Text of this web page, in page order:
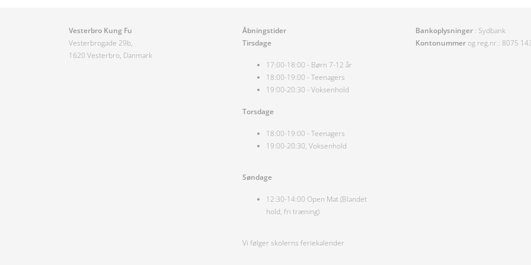
Vesterbro Kung Fu
Vesterbrogade 29b,
1620 Vesterbro, Danmark
Åbningstider
Tirsdage
17:00-18:00 - Børn 7-12 år
18:00-19:00 - Teenagers
19:00-20:30 - Voksenhold
Torsdage
18:00-19:00 - Teenagers
19:00-20:30, Voksenhold
Søndage
12:30-14:00 Open Mat (Blandet
hold, fri træning)
Vi følger skolerns feriekalender
Bankoplysninger : Sydbank
Kontonummerog reg.nr.: 8075